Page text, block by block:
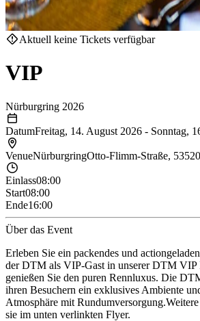
Aktuell keine Tickets verfügbar
VIP
Nürburgring 2026
DatumFreitag, 14. August 2026 - Sonntag,
VenueNürburgringOtto-Flimm-Straße,
Einlass08:00
Start08:00
Ende16:00
Über das Event
Erleben Sie ein packendes und
der DTM als VIP-Gast in unserer DTM VIP
genießen Sie den puren Rennluxus. Die
ihren Besuchern ein exklusives Ambiente
Atmosphäre mit
sie im unten verlinkten Flyer.